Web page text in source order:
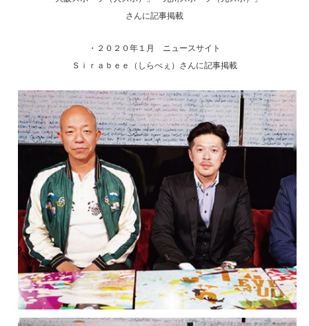
さんに記事掲載
・２０２０年１月 ニュースサイト
Ｓｉｒａｂｅｅ（しらべぇ）さんに記事掲載